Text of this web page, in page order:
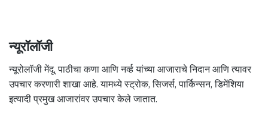
न्यूरॉलॉजी
न्यूरोलॉजी मेंदू, पाठीचा कणा आणि नर्व्ह यांच्या आजाराचे निदान आणि त्यावर
उपचार करणारी शाखा आहे. यामध्ये स्ट्रोक, सिजर्स, पार्किन्सन, डिमेंशिया
इत्यादी प्रमुख आजारांवर उपचार केले जातात.